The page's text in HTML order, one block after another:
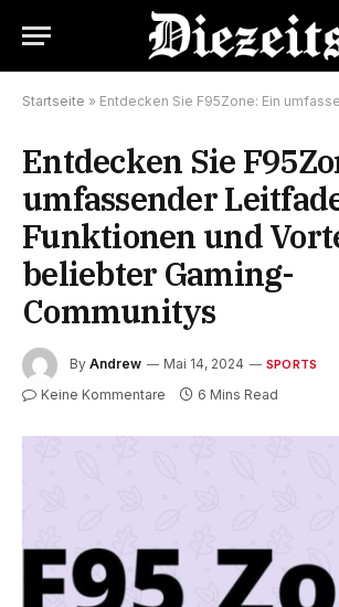
Startseite » Entdecken Sie F95Zone: Ein umfassender Leitfaden zu den Funktionen und
Entdecken Sie
umfassender
Funktionen und
beliebter Gaming-
Communitys
By Andrew Mai 14, 2024 SPORTS
Keine Kommentare 6 Mins Read